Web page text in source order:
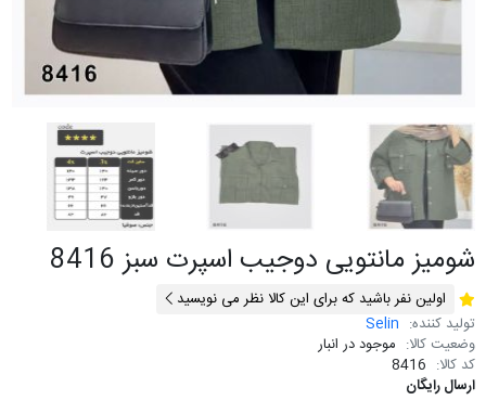
شومیز مانتویی دوجیب اسپرت سبز 8416
اولین نفر باشید که برای این کالا نظر می نویسید
تولید کننده: Selin
وضعیت کالا: موجود در انبار
کد کالا: 8416
ارسال رایگان